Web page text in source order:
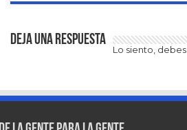
Deja una respuesta
Lo siento,